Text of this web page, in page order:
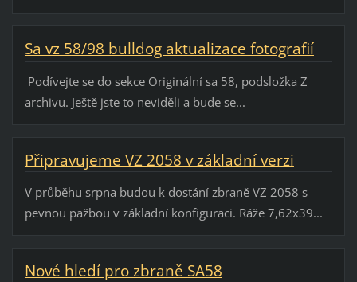
Sa vz 58/98 bulldog aktualizace fotografií
Podívejte se do sekce Originální sa 58, podsložka Z
archivu. Ještě jste to neviděli a bude se...
Připravujeme VZ 2058 v základní verzi
V průběhu srpna budou k dostání zbraně VZ 2058 s
pevnou pažbou v základní konfiguraci. Ráže 7,62x39...
Nové hledí pro zbraně SA58